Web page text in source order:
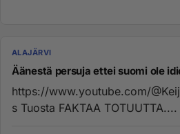
ALAJÄRVI
Äänestä persuja ettei suomi ole
https://www.youtube.com/
s Tuosta FAKTAA TOTUUTTA....